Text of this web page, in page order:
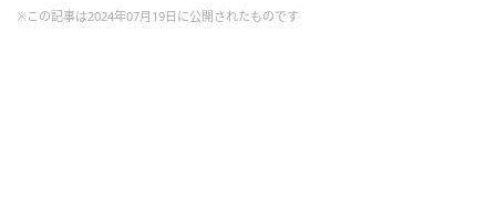
※この記事は2024年07月19日に公開されたものです